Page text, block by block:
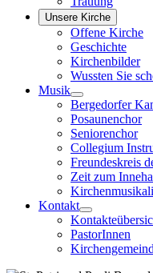
Unsere Kirche
Offene Kirche
Geschichte
Kirchenbilder
Wussten Sie
Musik
Bergedorfer
Posaunenchor
Seniorenchor
Collegium
Freundeskreis
Zeit zum
Kontakt
PastorInnen